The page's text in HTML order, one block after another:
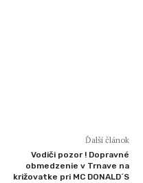
Ďalší článok
Vodiči pozor ! Dopravné
obmedzenie v Trnave na
križovatke pri MC DONALD´S